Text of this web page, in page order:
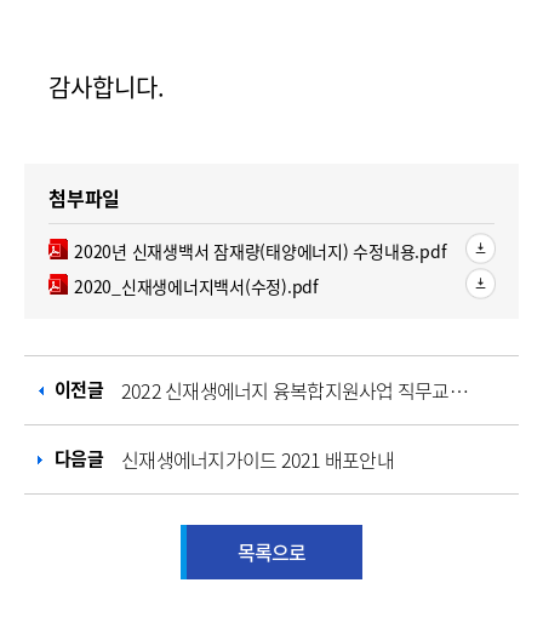
감사합니다.
첨부파일
2020년 신재생백서 잠재량(태양에너지) 수정내용.pdf
2020_신재생에너지백서(수정).pdf
이전글 2022 신재생에너지 융복합지원사업 직무교육 자료
신재생에너지가이드 2021 배포안내
다음글
목록으로